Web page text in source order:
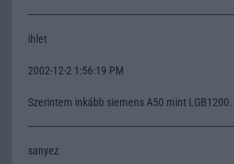
ihlet
2002-12-2 1:56:19 PM
Szerintem inkább siemens A50 mint LGB1200.
sanyez